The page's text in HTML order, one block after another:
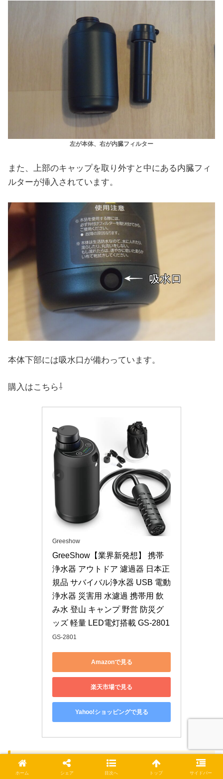
左が本体、右が内臓フィルター
また、上部のキャップを取り外すと中にある内臓フィ
ルターが挿入されています。
本体下部には吸水口が備わっています。
購入はこちら⇩
Greeshow
GreeShow【業界新発想】 携帯
浄水器 アウトドア 濾過器 日本正
規品 サバイバル浄水器 USB 電動
浄水器 災害用 水濾過 携帯用 飲
み水 登山 キャンプ 野営 防災グ
ッズ 軽量 LED電灯搭載 GS-2801
GS-2801
Amazonで見る
楽天市場で見る
Yahoo!ショッピングで見る
「電動式携帯浄水器GS-2801」を使用し
てみた
ホーム シェア 目次へ トップ サイドバー